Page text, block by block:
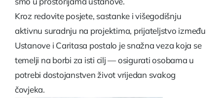
Kroz redovite posjete, sastanke i višegodišnju
aktivnu suradnju na projektima, prijateljstvo između
Ustanove i Caritasa postalo je snažna veza koja se
temelji na borbi za isti cilj — osigurati osobama u
potrebi dostojanstven život vrijedan svakog
čovjeka.